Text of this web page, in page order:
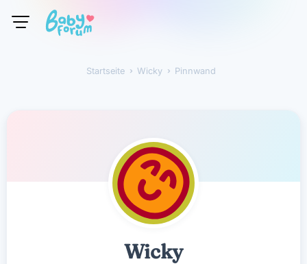
Startseite › Wicky › Pinnwand
Wicky